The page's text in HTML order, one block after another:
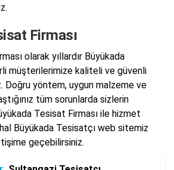
Firması
olarak yıllardır Büyükada
müşterilerimize kaliteli ve güvenli
Doğru yöntem, uygun malzeme ve
tüm sorunlarda sizlerin
Tesisat Firması ile hizmet
Büyükada Tesisatçı web sitemiz
geçebilirsiniz.